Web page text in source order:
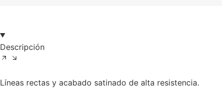
Descripción
Líneas rectas y acabado satinado de alta resistencia.